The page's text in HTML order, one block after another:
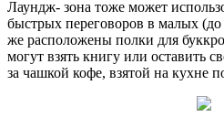
Лаундж- зона тоже может
быстрых переговоров в малых (до
же расположены полки для
могут взять книгу или оставить
за чашкой кофе, взятой на кухне